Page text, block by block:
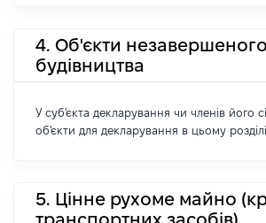
4. Об'єкти незавершеного
будівництва
У суб'єкта декларування чи членів його
об'єкти для декларування в цьому
5. Цінне рухоме майно
транспортних засобів)